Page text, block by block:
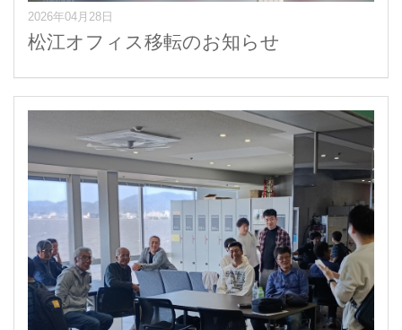
2026年04月28日
松江オフィス移転のお知らせ